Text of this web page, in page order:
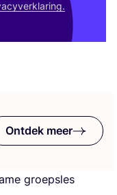
Ontdek meer
groeps­les